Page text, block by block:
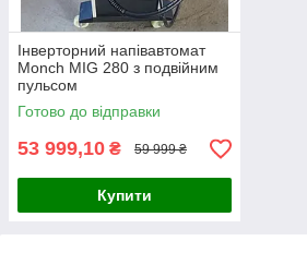
Інверторний напівавтомат
Monch MIG 280 з подвійним
пульсом
Готово до відправки
53 999,10 ₴ 59 999 ₴
Купити